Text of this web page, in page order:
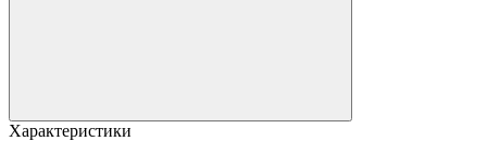
Характеристики